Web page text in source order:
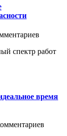
спектр работ
время